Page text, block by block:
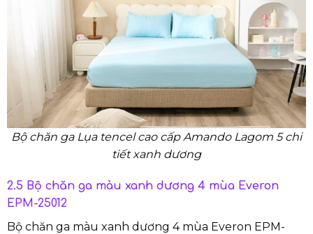
Bộ chăn ga Lụa tencel cao cấp Amando Lagom 5 chi
tiết xanh dương
2.5 Bộ chăn ga màu xanh dương 4 mùa Everon
EPM-25012
Bộ chăn ga màu xanh dương 4 mùa Everon EPM-